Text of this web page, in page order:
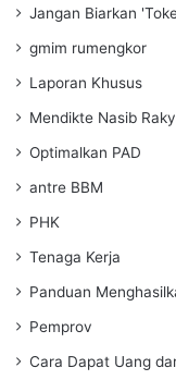
Jangan Biarkan
gmim rumengkor
Laporan Khusus
Mendikte Nasib
Optimalkan PAD
antre BBM
PHK
Tenaga Kerja
Panduan
Pemprov
Cara Dapat Uang